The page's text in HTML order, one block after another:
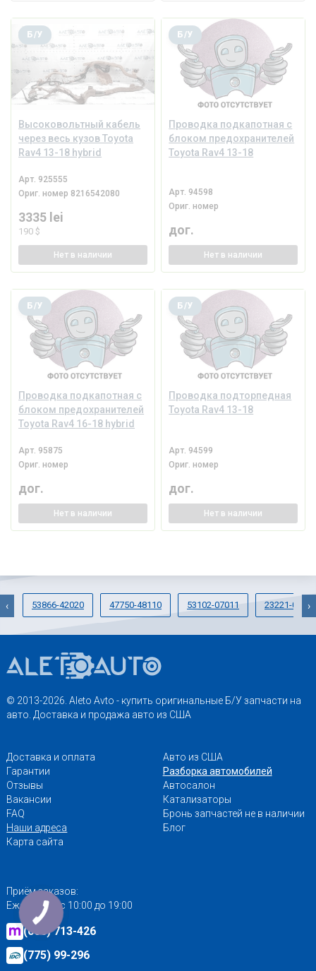
Высоковольтный кабель
через весь кузов Toyota
Rav4 13-18 hybrid
Б/У
Арт. 925555
Ориг. номер 8216542080
3335 lei
190 $
Нет в наличии
Проводка подкапотная с
блоком предохранителей
Toyota Rav4 13-18
Б/У
Арт. 94598
Ориг. номер
дог.
Нет в наличии
Проводка подкапотная с
блоком предохранителей
Toyota Rav4 16-18 hybrid
Б/У
Арт. 95875
Ориг. номер
дог.
Нет в наличии
Проводка подторпедная
Toyota Rav4 13-18
Б/У
Арт. 94599
Ориг. номер
дог.
Нет в наличии
53866-42020 47750-48110 53102-07011 23221-
‹ ›
© 2013-2026. Aleto Avto - купить оригинальные Б/У запчасти на
авто. Доставка и продажа авто из США
Доставка и оплата
Гарантии
Отзывы
Вакансии
FAQ
Наши адреса
Карта сайта
Авто из США
Разборка автомобилей
Автосалон
Катализаторы
Бронь запчастей не в наличии
Блог
Приём заказов:
Ежедневно с 10:00 до 19:00
(060) 713-426
(775) 99-296